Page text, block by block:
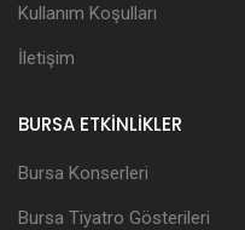
Kullanım Koşulları
İletişim
BURSA ETKİNLİKLER
Bursa Konserleri
Bursa Tiyatro Gösterileri